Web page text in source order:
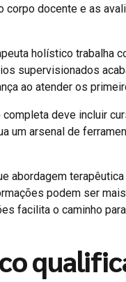
docente e as
holístico trabalha
supervisionados
ao atender os
deve incluir
um arsenal de
abordagem
podem ser
facilita o caminho